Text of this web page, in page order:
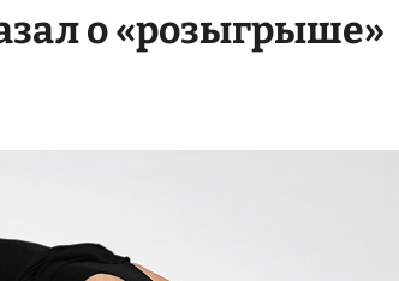
о «розыгрыше»